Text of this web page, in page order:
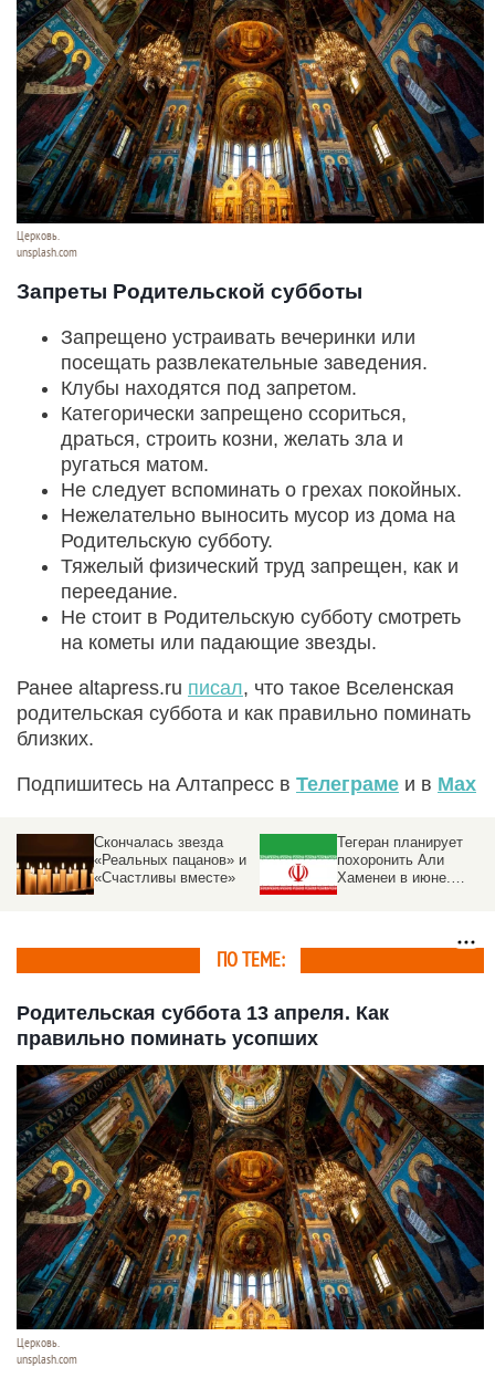
Церковь.
unsplash.com
Запреты Родительской субботы
Запрещено устраивать вечеринки или
посещать развлекательные заведения.
Клубы находятся под запретом.
Категорически запрещено ссориться,
драться, строить козни, желать зла и
ругаться матом.
Не следует вспоминать о грехах покойных.
Нежелательно выносить мусор из дома на
Родительскую субботу.
Тяжелый физический труд запрещен, как и
переедание.
Не стоит в Родительскую субботу смотреть
на кометы или падающие звезды.
Ранее altapress.ru писал, что такое Вселенская
родительская суббота и как правильно поминать
близких.
Подпишитесь на Алтапресс в Телеграме и в Max
Тегеран планирует
похоронить Али
Хаменеи в июне.
Из жизни ушел
известный
новосибирский
ПО ТЕМЕ:
Родительская суббота 13 апреля. Как
правильно поминать усопших
Церковь.
unsplash.com